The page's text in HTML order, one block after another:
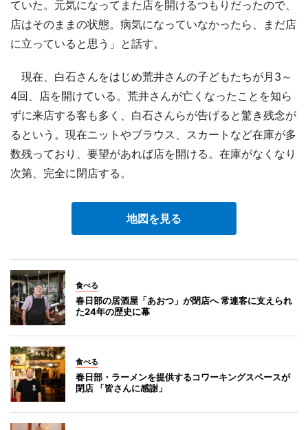
ていた。元気になってまた店を開けるつもりだったので、
店はそのままの状態。病気になっていなかったら、まだ店
に立っていると思う」と話す。
現在、白石さんをはじめ荒井さんの子どもたちが月3～
4回、店を開けている。荒井さんが亡くなったことを知ら
ずに来店する客も多く、白石さんらが告げると驚き残念が
るという。現在ニットやブラウス、スカートなど在庫が多
数残っており、要望があれば店を開ける。在庫がなくなり
次第、完全に閉店する。
地図を見る
食べる
春日部の居酒屋「あおつ」が閉店へ 常連客に支えられ
た24年の歴史に幕
食べる
春日部・ラーメンを提供するコワーキングスペースが
閉店 「皆さんに感謝」